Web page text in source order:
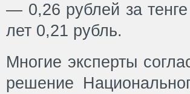
— 0,26 рублей за
лет 0,21 рубль.
Многие эксперты
решение